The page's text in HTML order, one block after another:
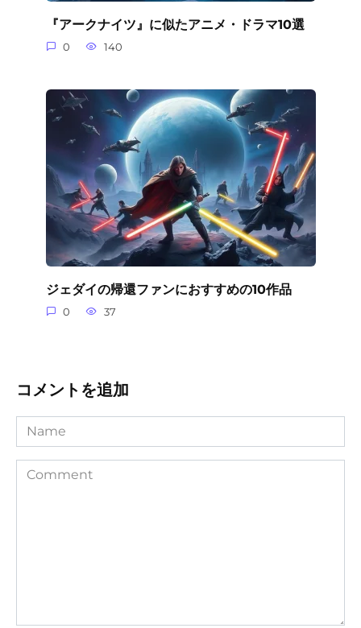
『アークナイツ』に似たアニメ・ドラマ10選
0 140
ジェダイの帰還ファンにおすすめの10作品
0 37
コメントを追加
Name
Comment